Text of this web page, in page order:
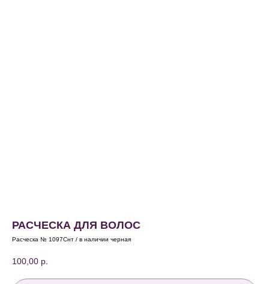
РАСЧЕСКА ДЛЯ ВОЛОС
Расческа № 1097Снт / в наличии черная
100,00 р.